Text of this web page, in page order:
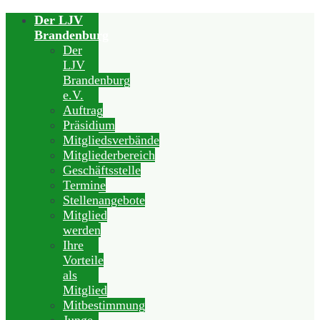
Der LJV
Brandenburg
Der
LJV
Brandenburg
e.V.
Auftrag
Präsidium
Mitgliedsverbände
Mitgliederbereich
Geschäftsstelle
Termine
Stellenangebote
Mitglied
werden
Ihre
Vorteile
als
Mitglied
Mitbestimmung